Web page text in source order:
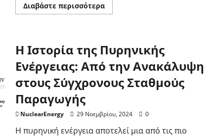
Διαβάστε περισσότεραΔιαβάστε
περισσότερα
Αντιδραστήρες
(SMRs)
Η Ιστορία της Πυρηνικής
Ενέργειας: Από την Ανακάλυψη
στους Σύγχρονους Σταθμούς
Παραγωγής
NuclearEnergy 29 Νοεμβρίου, 2024 0
Η πυρηνική ενέργεια αποτελεί μια από τις πιο